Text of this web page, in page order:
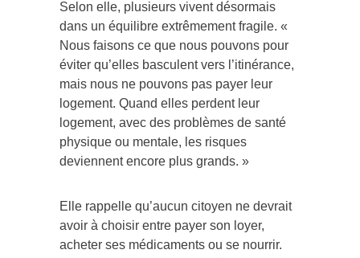
Selon elle, plusieurs vivent désormais
dans un équilibre extrêmement fragile. «
Nous faisons ce que nous pouvons pour
éviter qu’elles basculent vers l’itinérance,
mais nous ne pouvons pas payer leur
logement. Quand elles perdent leur
logement, avec des problèmes de santé
physique ou mentale, les risques
deviennent encore plus grands. »
Elle rappelle qu’aucun citoyen ne devrait
avoir à choisir entre payer son loyer,
acheter ses médicaments ou se nourrir.